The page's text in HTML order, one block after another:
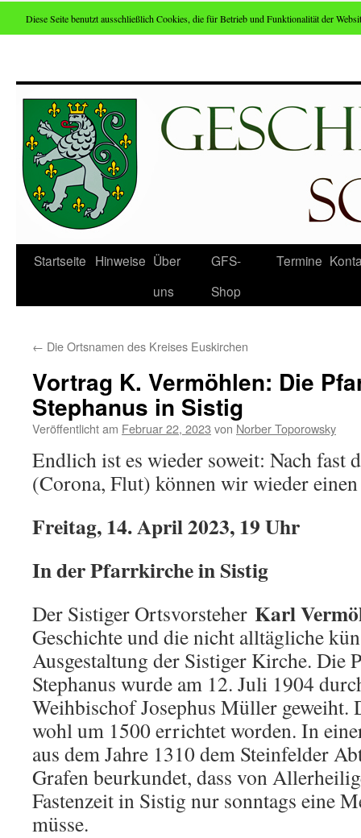
Zum
Inhalt
Startseite Hinweise Über
uns
GFS-
Shop
Termine
← Die Ortsnamen des Kreises Euskirchen
Vortrag K. Vermöhlen: Die
Stephanus in Sistig
Veröffentlicht am Februar 22, 2023 von Norber Toporowsky
Endlich ist es wieder soweit: Nach fast
(Corona, Flut) können wir wieder
Freitag, 14. April 2023, 19 Uhr
In der Pfarrkirche in Sistig
Der Sistiger Ortsvorsteher Karl
Geschichte und die nicht alltägliche
Ausgestaltung der Sistiger Kirche. Die
Stephanus wurde am 12. Juli 1904
Weihbischof Josephus Müller geweiht.
wohl um 1500 errichtet worden. In
aus dem Jahre 1310 dem Steinfelder
Grafen beurkundet, dass von
Fastenzeit in Sistig nur sonntags eine
müsse.
Diese Seite benutzt ausschließlich Cookies, die für Betrieb und Funktionalität der